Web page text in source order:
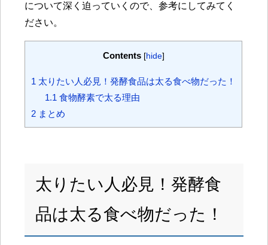
について深く迫っていくので、参考にしてみてく
ださい。
Contents [hide]
1 太りたい人必見！発酵食品は太る食べ物だった！
1.1 食物酵素で太る理由
2 まとめ
太りたい人必見！発酵食
品は太る食べ物だった！